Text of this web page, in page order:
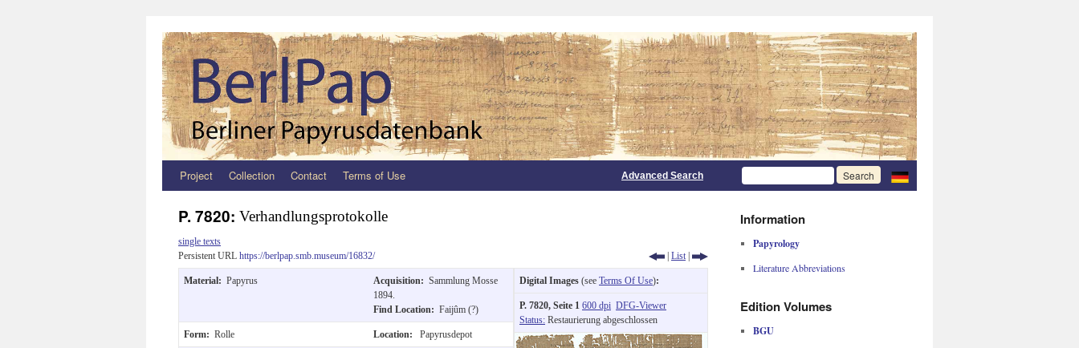
Zum
springen
Project Collection Contact Terms of Use Advanced Search
P. 7820: Verhandlungsprotokolle
single texts
Persistent URL https://berlpap.smb.museum/16832/ | List |
Material: Papyrus Acquisition: Sammlung Mosse
1894.
Find Location: Faijûm (?)
Form: Rolle Location: Papyrusdepot
Digital Images (see Terms Of Use):
P. 7820, Seite 1 600 dpi DFG-Viewer
Status: Restaurierung abgeschlossen
Information
Papyrology
Literature Abbreviations
Edition Volumes
BGU